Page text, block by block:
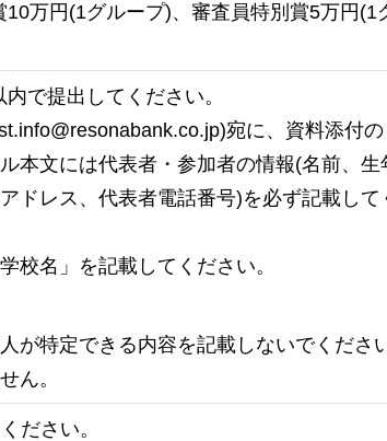
万円(1グループ)、審査員特別賞5万円(1
で提出してください。
宛に、資料添付の
本文には代表者・参加者の情報(名前、生
ドレス、代表者電話番号)を必ず記載して
校名」を記載してください。
が特定できる内容を記載しないでください
ん。
ださい。